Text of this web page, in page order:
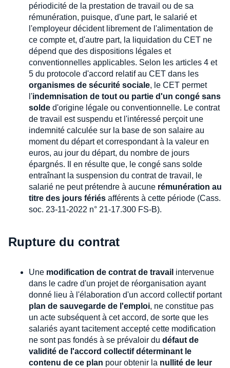
périodicité de la prestation de travail ou de sa
rémunération, puisque, d'une part, le salarié et
l'employeur décident librement de l'alimentation de
ce compte et, d'autre part, la liquidation du CET ne
dépend que des dispositions légales et
conventionnelles applicables. Selon les articles 4 et
5 du protocole d'accord relatif au CET dans les
organismes de sécurité sociale, le CET permet
l'indemnisation de tout ou partie d'un congé sans
solde d'origine légale ou conventionnelle. Le contrat
de travail est suspendu et l'intéressé perçoit une
indemnité calculée sur la base de son salaire au
moment du départ et correspondant à la valeur en
euros, au jour du départ, du nombre de jours
épargnés. Il en résulte que, le congé sans solde
entraînant la suspension du contrat de travail, le
salarié ne peut prétendre à aucune rémunération au
titre des jours fériés afférents à cette période (Cass.
soc. 23-11-2022 n° 21-17.300 FS-B).
Rupture du contrat
Une modification de contrat de travail intervenue
dans le cadre d'un projet de réorganisation ayant
donné lieu à l'élaboration d'un accord collectif portant
plan de sauvegarde de l'emploi, ne constitue pas
un acte subséquent à cet accord, de sorte que les
salariés ayant tacitement accepté cette modification
ne sont pas fondés à se prévaloir du défaut de
validité de l'accord collectif déterminant le
contenu de ce plan pour obtenir la nullité de leur